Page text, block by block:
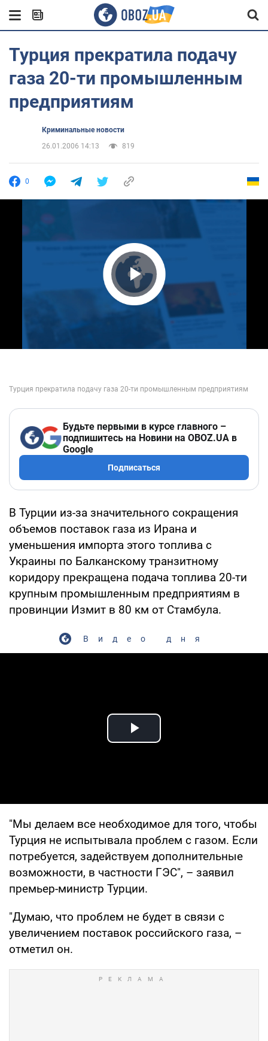
Турция прекратила подачу
газа 20-ти промышленным
предприятиям
Криминальные новости
26.01.2006 14:13
819
0
Play Video
Будьте первыми в курсе главного –
подпишитесь на Новини на OBOZ.UA в
Google
Подписаться
В Турции из-за значительного сокращения
объемов поставок газа из Ирана и
уменьшения импорта этого топлива с
Украины по Балканскому транзитному
коридору прекращена подача топлива 20-ти
крупным промышленным предприятиям в
провинции Измит в 80 км от Стамбула.
Видео дня
Play Video
"Мы делаем все необходимое для того, чтобы
Турция не испытывала проблем с газом. Если
потребуется, задействуем дополнительные
возможности, в частности ГЭС", – заявил
премьер-министр Турции.
"Думаю, что проблем не будет в связи с
увеличением поставок российского газа, –
отметил он.